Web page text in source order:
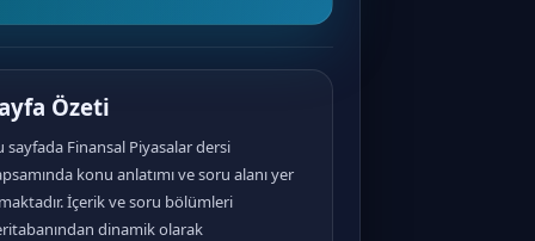
Özeti
sayfada Finansal Piyasalar dersi
konu anlatımı ve soru alanı yer
İçerik ve soru bölümleri
dinamik olarak